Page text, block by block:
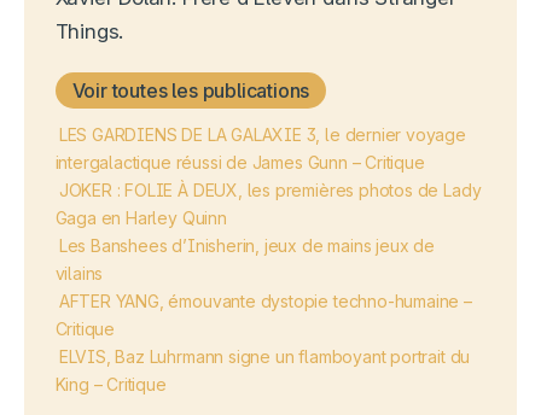
Things.
Voir toutes les publications
LES GARDIENS DE LA GALAXIE 3, le dernier voyage
intergalactique réussi de James Gunn – Critique
JOKER : FOLIE À DEUX, les premières photos de Lady
Gaga en Harley Quinn
Les Banshees d’Inisherin, jeux de mains jeux de
vilains
AFTER YANG, émouvante dystopie techno-humaine –
Critique
ELVIS, Baz Luhrmann signe un flamboyant portrait du
King – Critique